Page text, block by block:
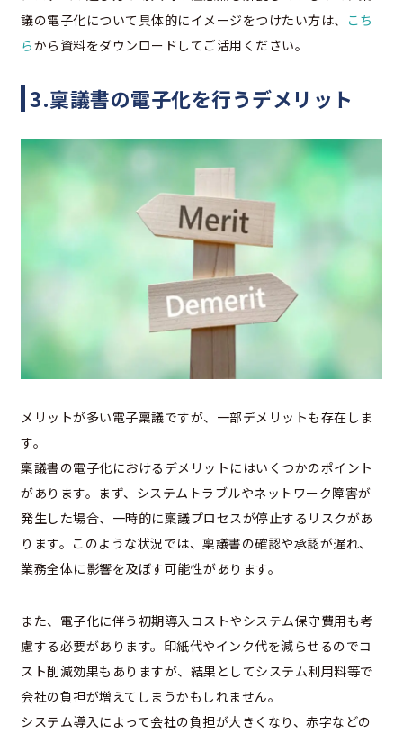
議の電子化について具体的にイメージをつけたい方は、
こち
らから資料をダウンロードしてご活用ください。
3.稟議書の電子化を行うデメリット
メリットが多い電子稟議ですが、一部デメリットも存在しま
す。
稟議書の電子化におけるデメリットにはいくつかのポイント
があります。まず、システムトラブルやネットワーク障害が
発生した場合、一時的に稟議プロセスが停止するリスクがあ
ります。このような状況では、稟議書の確認や承認が遅れ、
業務全体に影響を及ぼす可能性があります。
また、電子化に伴う初期導入コストやシステム保守費用も考
慮する必要があります。印紙代やインク代を減らせるのでコ
スト削減効果もありますが、結果としてシステム利用料等で
会社の負担が増えてしまうかもしれません。
システム導入によって会社の負担が大きくなり、赤字などの